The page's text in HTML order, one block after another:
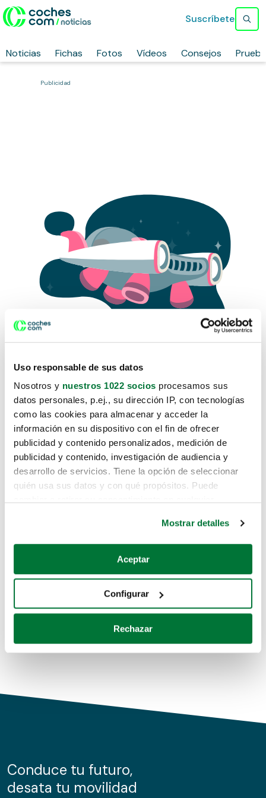
Uso responsable de sus datos
Nosotros y nuestros 1022 socios procesamos sus
datos personales, p.ej., su dirección IP, con tecnologías
como las cookies para almacenar y acceder la
información en su dispositivo con el fin de ofrecer
publicidad y contenido personalizados, medición de
publicidad y contenido, investigación de audiencia y
desarrollo de servicios. Tiene la opción de seleccionar
quién usa sus datos y con qué propósitos. Puede
Si lo permite, también quisiéramos:
Recopilar información sobre su ubicación geográfica
Identificar su dispositivo analizándolo activamente
para buscar características específicas (huellas
Obtenga más información sobre cómo se procesan sus
de cookies.
información sobre el uso que haga del sitio web con
nuestros partners de redes sociales, publicidad y análisis
Mostrar detalles
Aceptar
Configurar
Rechazar
Noticias Fichas Fotos Vídeos Consejos
Suscríbete
Publicidad
Lo sentimos, no sabemos como
te hemos traido hasta aquí.
Pero puedes encontrar el coche que estás
buscando en alguno de estos enlaces:
Coches de segunda mano
Coches de km0
Conduce tu futuro,
desata tu movilidad